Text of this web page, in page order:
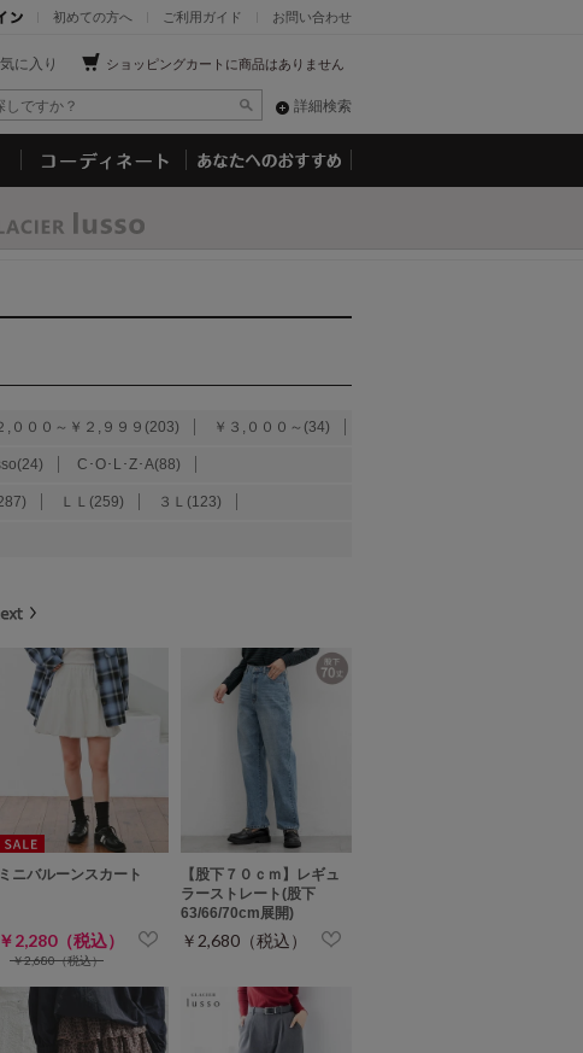
お問い合わせ
ご利用ガイド
初めての方へ
ショッピングカートに商品はありません
に入り
詳細検索
,０００～￥２,９９９(203) ￥３,０００～(34)
C･O･L･Z･A(88)
ＬＬ(259) ３Ｌ(123)
ミニバルーンスカート
￥2,280（税込）
￥2,680（税込）
【股下７０ｃｍ】レギュ
ラーストレート(股下
63/66/70cm展開)
￥2,680（税込）